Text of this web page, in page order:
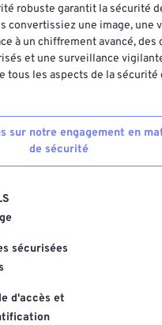
robuste garantit la sécurité
convertissiez une image, une
à un chiffrement avancé, des
et une surveillance
tous les aspects de la sécurité
sur notre engagement en
de sécurité
sécurisées
d'accès et